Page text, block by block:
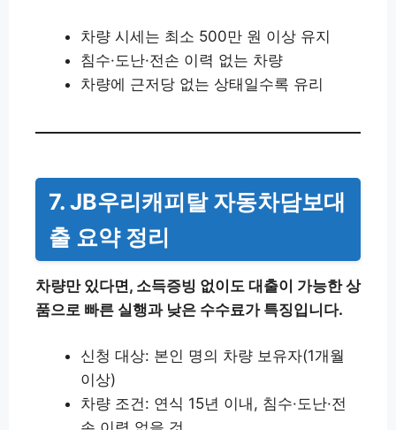
차량 시세는 최소 500만 원 이상 유지
침수·도난·전손 이력 없는 차량
차량에 근저당 없는 상태일수록 유리
7. JB우리캐피탈 자동차담보대
출 요약 정리
차량만 있다면, 소득증빙 없이도 대출이 가능한 상
품으로 빠른 실행과 낮은 수수료가 특징입니다.
신청 대상: 본인 명의 차량 보유자(1개월
이상)
차량 조건: 연식 15년 이내, 침수·도난·전